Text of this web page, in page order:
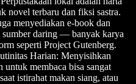
novel terbaru dan fiksi sastra.
menyediakan e-book dan
sumber daring — banyak karya
seperti Project Gutenberg.
Harian: Menyisihkan
membaca bisa sangat
istirahat makan siang, atau